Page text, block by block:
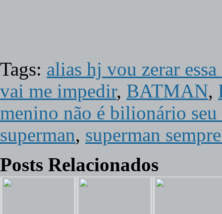
Tags: alias hj vou zerar
vai me impedir, BATMAN,
menino não é bilionário
superman, superman
Posts Relacionados